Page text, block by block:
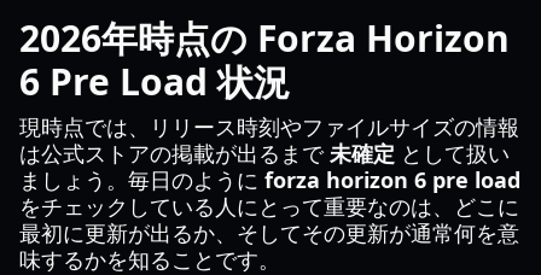
2026年時点の Forza Horizon
6 Pre Load 状況
現時点では、リリース時刻やファイルサイズの情報
は公式ストアの掲載が出るまで未確定 として扱い
ましょう。毎日のように forza horizon 6 pre load
をチェックしている人にとって重要なのは、どこに
最初に更新が出るか、そしてその更新が通常何を意
味するかを知ることです。